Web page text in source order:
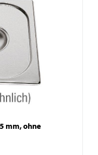
mm, ohne